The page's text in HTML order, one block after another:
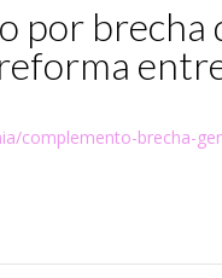
por brecha
complemento-brecha-